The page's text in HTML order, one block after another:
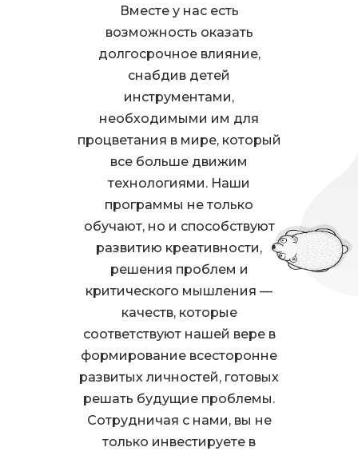
Вместе у нас есть
возможность оказать
долгосрочное влияние,
снабдив детей
инструментами,
необходимыми им для
процветания в мире, который
все больше движим
технологиями. Наши
программы не только
обучают, но и способствуют
развитию креативности,
решения проблем и
критического мышления —
качеств, которые
соответствуют нашей вере в
формирование всесторонне
развитых личностей, готовых
решать будущие проблемы.
Сотрудничая с нами, вы не
только инвестируете в